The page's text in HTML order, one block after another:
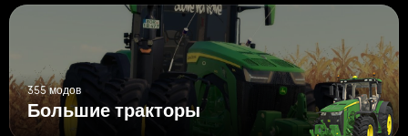
355 модов
Большие тракторы